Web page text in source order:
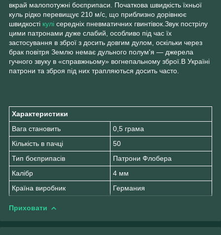
вкрай малопотужні боєприпаси. Початкова швидкість їхньої
куль рідко перевищує 210 м/с, що приблизно дорівнює
швидкості кулі середніх пневматичних гвинтівок.Звук пострілу
цими патронами дуже слабий, особливо під час їх
застосування в зброї з досить довгим дулом, оскільки через
брак повітря Землю немає дульного полум'я — джерела
гучного звуку в «справжньому» вогнепальному зброї.В Україні
патрони та зброя під них трапляються досить часто.
Характеристики
Вага становить
0,5 грама
Кількість в пачці
50
Тип боєприпасів
Патрони Флобера
Калібр
4 мм
Країна виробник
Германия
Приховати